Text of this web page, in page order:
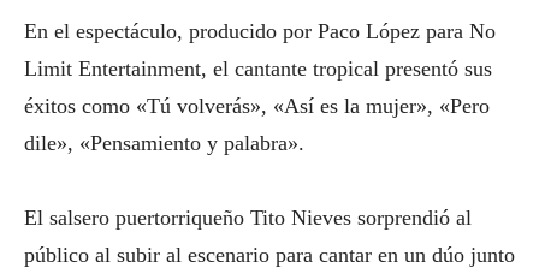
En el espectáculo, producido por Paco López para No
Limit Entertainment, el cantante tropical presentó sus
éxitos como «Tú volverás», «Así es la mujer», «Pero
dile», «Pensamiento y palabra».
El salsero puertorriqueño Tito Nieves sorprendió al
público al subir al escenario para cantar en un dúo junto